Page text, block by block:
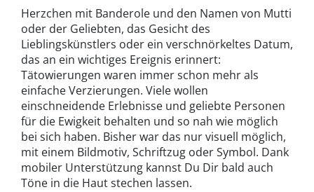
Herzchen mit Banderole und den Namen von Mutti
oder der Geliebten, das Gesicht des
Lieblingskünstlers oder ein verschnörkeltes Datum,
das an ein wichtiges Ereignis erinnert:
Tätowierungen waren immer schon mehr als
einfache Verzierungen. Viele wollen
einschneidende Erlebnisse und geliebte Personen
für die Ewigkeit behalten und so nah wie möglich
bei sich haben. Bisher war das nur visuell möglich,
mit einem Bildmotiv, Schriftzug oder Symbol. Dank
mobiler Unterstützung kannst Du Dir bald auch
Töne in die Haut stechen lassen.